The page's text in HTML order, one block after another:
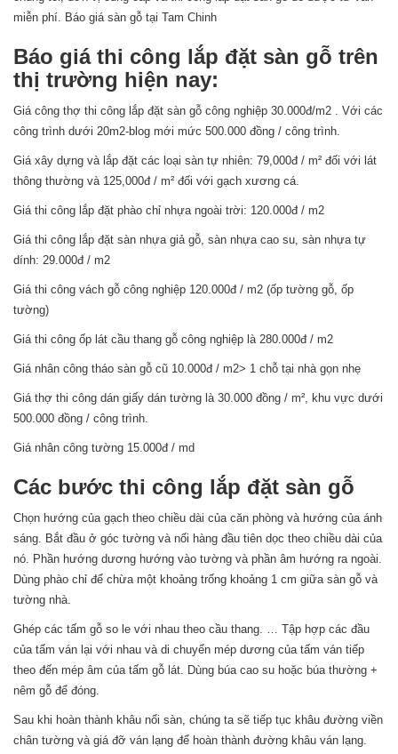
miễn phí. Báo giá sàn gỗ tại Tam Chinh
Báo giá thi công lắp đặt sàn gỗ trên
thị trường hiện nay:
Giá công thợ thi công lắp đặt sàn gỗ công nghiệp 30.000đ/m2 . Với các
công trình dưới 20m2-blog mới mức 500.000 đồng / công trình.
Giá xây dựng và lắp đặt các loại sàn tự nhiên: 79,000đ / m² đối với lát
thông thường và 125,000đ / m² đối với gạch xương cá.
Giá thi công lắp đặt phào chỉ nhựa ngoài trời: 120.000đ / m2
Giá thi công lắp đặt sàn nhựa giả gỗ, sàn nhựa cao su, sàn nhựa tự
dính: 29.000đ / m2
Giá thi công vách gỗ công nghiệp 120.000đ / m2 (ốp tường gỗ, ốp
tường)
Giá thi công ốp lát cầu thang gỗ công nghiệp là 280.000đ / m2
Giá nhân công tháo sàn gỗ cũ 10.000đ / m2> 1 chỗ tại nhà gọn nhẹ
Giá thợ thi công dán giấy dán tường là 30.000 đồng / m², khu vực dưới
500.000 đồng / công trình.
Giá nhân công tường 15.000đ / md
Các bước thi công lắp đặt sàn gỗ
Chọn hướng của gạch theo chiều dài của căn phòng và hướng của ánh
sáng. Bắt đầu ở góc tường và nối hàng đầu tiên dọc theo chiều dài của
nó. Phần hướng dương hướng vào tường và phần âm hướng ra ngoài.
Dùng phào chỉ để chừa một khoảng trống khoảng 1 cm giữa sàn gỗ và
tường nhà.
Ghép các tấm gỗ so le với nhau theo cầu thang. … Tập hợp các đầu
của tấm ván lại với nhau và di chuyển mép dương của tấm ván tiếp
theo đến mép âm của tấm gỗ lát. Dùng búa cao su hoặc búa thường +
nêm gỗ để đóng.
Sau khi hoàn thành khâu nối sàn, chúng ta sẽ tiếp tục khâu đường viền
chân tường và giá đỡ ván lạng để hoàn thành đường khâu ván lạng.